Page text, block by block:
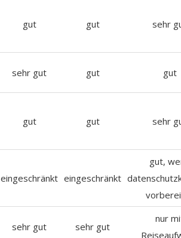
gut gut sehr
sehr gut gut gut
gut gut sehr
eingeschränkt eingeschränkt
gut,
sehr gut sehr gut
nur